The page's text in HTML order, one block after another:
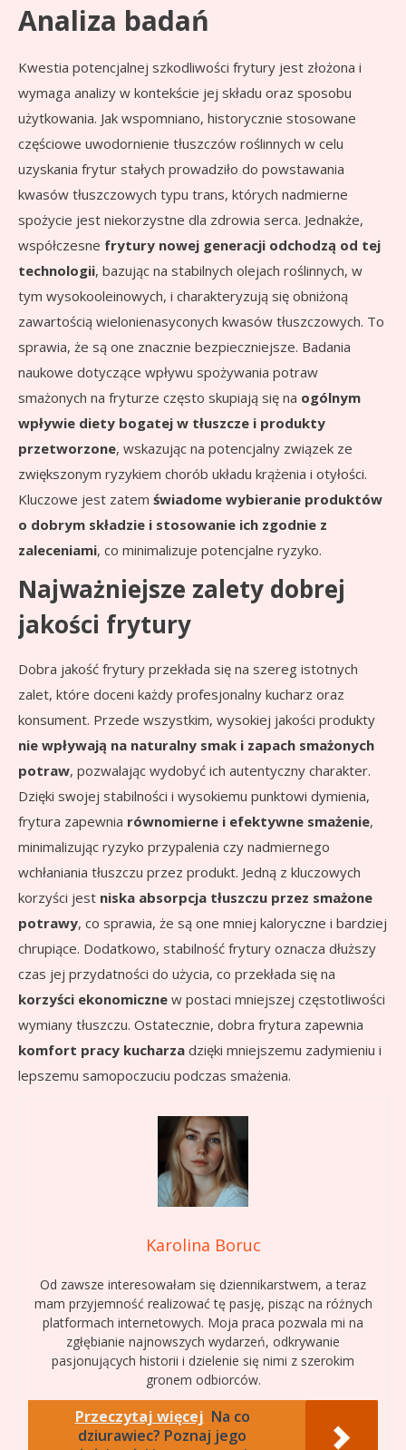
Analiza badań
Kwestia potencjalnej szkodliwości frytury jest złożona i
wymaga analizy w kontekście jej składu oraz sposobu
użytkowania. Jak wspomniano, historycznie stosowane
częściowe uwodornienie tłuszczów roślinnych w celu
uzyskania frytur stałych prowadziło do powstawania
kwasów tłuszczowych typu trans, których nadmierne
spożycie jest niekorzystne dla zdrowia serca. Jednakże,
współczesne frytury nowej generacji odchodzą od tej
technologii, bazując na stabilnych olejach roślinnych, w
tym wysokooleinowych, i charakteryzują się obniżoną
zawartością wielonienasyconych kwasów tłuszczowych. To
sprawia, że są one znacznie bezpieczniejsze. Badania
naukowe dotyczące wpływu spożywania potraw
smażonych na fryturze często skupiają się na ogólnym
wpływie diety bogatej w tłuszcze i produkty
przetworzone, wskazując na potencjalny związek ze
zwiększonym ryzykiem chorób układu krążenia i otyłości.
Kluczowe jest zatem świadome wybieranie produktów
o dobrym składzie i stosowanie ich zgodnie z
zaleceniami, co minimalizuje potencjalne ryzyko.
Najważniejsze zalety dobrej
jakości frytury
Dobra jakość frytury przekłada się na szereg istotnych
zalet, które doceni każdy profesjonalny kucharz oraz
konsument. Przede wszystkim, wysokiej jakości produkty
nie wpływają na naturalny smak i zapach smażonych
potraw, pozwalając wydobyć ich autentyczny charakter.
Dzięki swojej stabilności i wysokiemu punktowi dymienia,
frytura zapewnia równomierne i efektywne smażenie,
minimalizując ryzyko przypalenia czy nadmiernego
wchłaniania tłuszczu przez produkt. Jedną z kluczowych
korzyści jest niska absorpcja tłuszczu przez smażone
potrawy, co sprawia, że są one mniej kaloryczne i bardziej
chrupiące. Dodatkowo, stabilność frytury oznacza dłuższy
czas jej przydatności do użycia, co przekłada się na
korzyści ekonomiczne w postaci mniejszej częstotliwości
wymiany tłuszczu. Ostatecznie, dobra frytura zapewnia
komfort pracy kucharza dzięki mniejszemu zadymieniu i
lepszemu samopoczuciu podczas smażenia.
Karolina Boruc
Od zawsze interesowałam się dziennikarstwem, a teraz
mam przyjemność realizować tę pasję, pisząc na różnych
platformach internetowych. Moja praca pozwala mi na
zgłębianie najnowszych wydarzeń, odkrywanie
pasjonujących historii i dzielenie się nimi z szerokim
gronem odbiorców.
Przeczytaj więcej Na co
dziurawiec? Poznaj jego